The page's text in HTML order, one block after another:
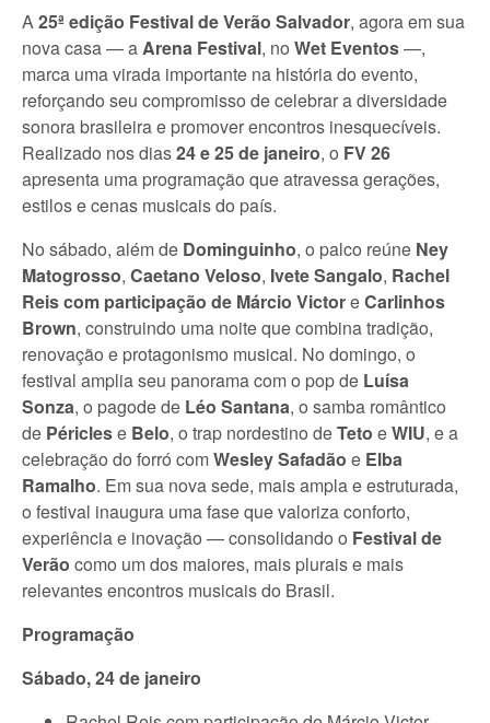
A25ª edição Festival de Verão Salvador, agora em sua
nova casa — aArena Festival, no Wet Eventos—,
marca uma virada importante na história do evento,
reforçando seu compromisso de celebrar a diversidade
sonora brasileira e promover encontros inesquecíveis.
Realizado nos dias24 e 25 de janeiro, o FV 26
apresenta uma programação que atravessa gerações,
estilos e cenas musicais do país.
No sábado, além de Dominguinho, o palco reúne Ney
Matogrosso, Caetano Veloso, Ivete Sangalo, Rachel
Reis com participação de Márcio VictoreCarlinhos
Brown, construindo uma noite que combina tradição,
renovação e protagonismo musical. No domingo, o
festival amplia seu panorama com o pop de Luísa
Sonza, o pagode de Léo Santana, o samba romântico
de Périclese Belo, o trap nordestino deTeto eWIU, e a
celebração do forró comWesley Safadão e Elba
Ramalho. Em sua nova sede, mais ampla e estruturada,
o festival inaugura uma fase que valoriza conforto,
experiência e inovação — consolidando o Festival de
Verão como um dos maiores, mais plurais e mais
relevantes encontros musicais do Brasil.
Programação
Sábado, 24 de janeiro